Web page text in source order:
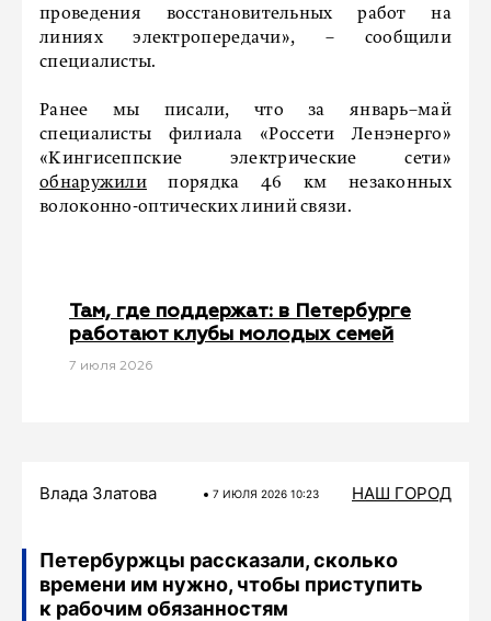
проведения восстановительных работ на
линиях электропередачи», – сообщили
специалисты.
Ранее мы писали, что за январь–май
специалисты филиала «Россети Ленэнерго»
«Кингисеппские электрические сети»
обнаружили порядка 46 км незаконных
волоконно-оптических линий связи.
Там, где поддержат: в Петербурге
работают клубы молодых семей
7 июля 2026
Влада Златова 7 ИЮЛЯ 2026 10:23 НАШ ГОРОД
Петербуржцы рассказали, сколько
времени им нужно, чтобы приступить
к рабочим обязанностям